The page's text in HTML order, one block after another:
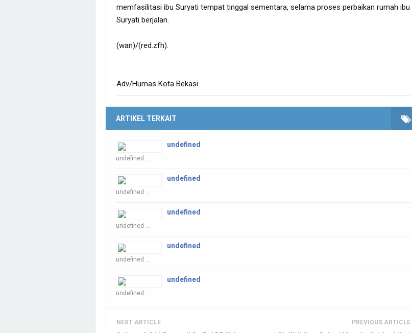
memfasilitasi ibu Suryati tempat tinggal sementara, selama proses perbaikan rumah ibu
Suryati berjalan.
(wan)/(red.zfh).
Adv/Humas Kota Bekasi.
ARTIKEL TERKAIT
undefined
undefined ...
undefined
undefined ...
undefined
undefined ...
undefined
undefined ...
undefined
undefined ...
NEXT ARTICLE PREVIOUS ARTICLE